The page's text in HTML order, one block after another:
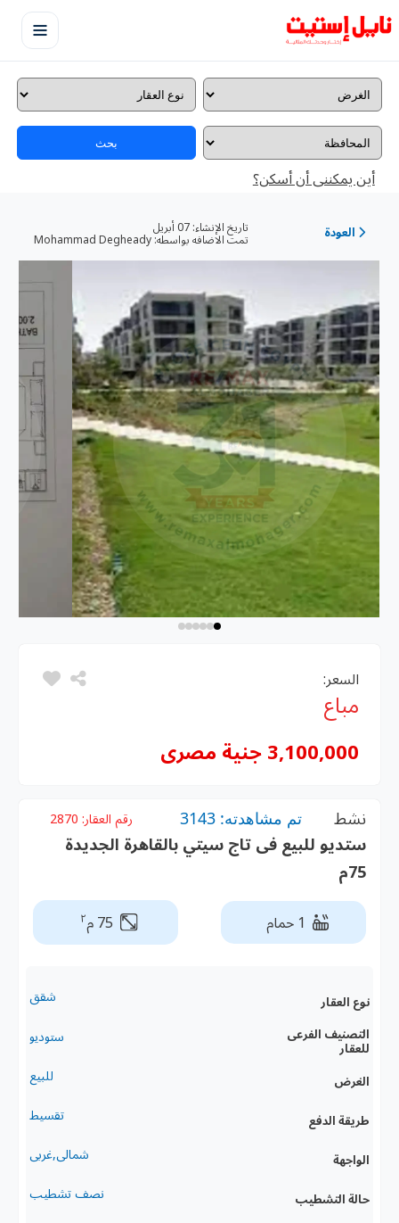
بحث
أين يمكننى أن أسكن؟
العودة تاريخ الإنشاء:
تمت الاضافه بواسطه: Mohammad Degheady
السعر:
مباع
3,100,000 جنية مصرى
نشط تم مشاهدته: 3143 رقم العقار: 2870
ستديو للبيع فى تاج سيتي بالقاهرة الجديدة
75م
1 حمام 75 م ٢
نوع العقار شقق
التصنيف الفرعى
للعقار
ستوديو
الغرض للبيع
طريقة الدفع تقسيط
الواجهة شمالى,غربى
حالة التشطيب نصف تشطيب